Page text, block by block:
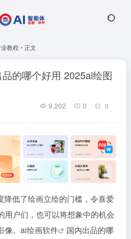
教程 • 正文
的哪个好用 2025ai绘图
9,202 0 0
降低了绘画立绘的门槛，令喜爱
用户们，也可以将想象中的机会
。 ai绘画软件
国内出品的哪